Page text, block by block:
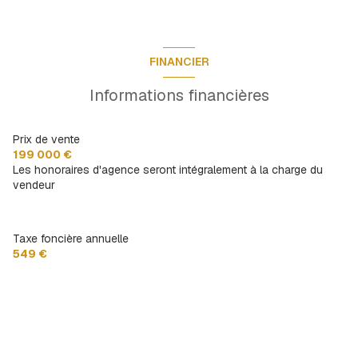
FINANCIER
Informations financières
Prix de vente
199 000 €
Les honoraires d'agence seront intégralement à la charge du
vendeur
Taxe foncière annuelle
549 €